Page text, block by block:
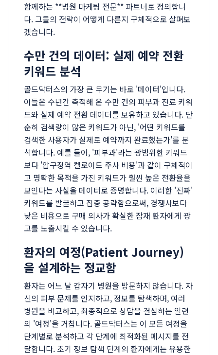
함께하는 **병원 마케팅 전문** 파트너로 정의합니
다. 그들의 전략이 어떻게 다른지 구체적으로 살펴보
겠습니다.
수만 건의 데이터: 실제 예약 전환
키워드 분석
골드닥터스의 가장 큰 무기는 바로 '데이터'입니다.
이들은 수년간 축적해 온 수만 건의 피부과 진료 키워
드와 실제 예약 전환 데이터를 보유하고 있습니다. 단
순히 검색량이 많은 키워드가 아닌, '어떤 키워드를
검색한 사용자가 실제로 예약까지 완료했는가'를 분
석합니다. 예를 들어, '피부과'라는 광범위한 키워드
보다 '압구정역 켈로이드 주사 비용'과 같이 구체적이
고 명확한 목적을 가진 키워드가 훨씬 높은 전환율을
보인다는 사실을 데이터로 증명합니다. 이러한 '진짜'
키워드를 발굴하고 집중 공략함으로써, 경쟁사보다
낮은 비용으로 구매 의사가 확실한 잠재 환자에게 광
고를 노출시킬 수 있습니다.
환자의 여정(Patient Journey)
을 설계하는 정교함
환자는 어느 날 갑자기 병원을 방문하지 않습니다. 자
신의 피부 문제를 인지하고, 정보를 탐색하며, 여러
병원을 비교하고, 최종적으로 상담을 결심하는 일련
의 '여정'을 거칩니다. 골드닥터스는 이 모든 여정을
단계별로 분석하고 각 단계에 최적화된 메시지를 전
달합니다. 초기 정보 탐색 단계의 환자에게는 유용한